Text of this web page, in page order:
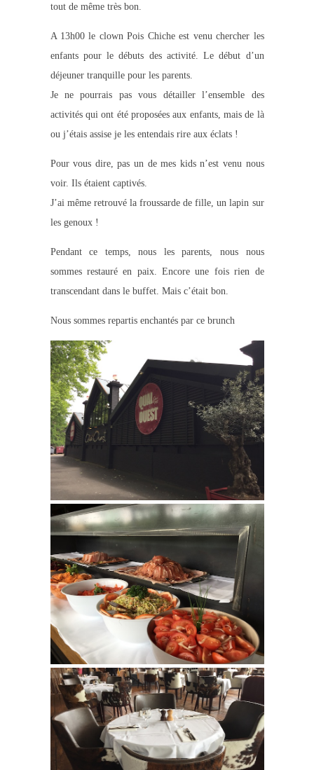
tout de même très bon.
A 13h00 le clown Pois Chiche est venu chercher les
enfants pour le débuts des activité. Le début d’un
déjeuner tranquille pour les parents.
Je ne pourrais pas vous détailler l’ensemble des
activités qui ont été proposées aux enfants, mais de là
ou j’étais assise je les entendais rire aux éclats !
Pour vous dire, pas un de mes kids n’est venu nous
voir. Ils étaient captivés.
J’ai même retrouvé la froussarde de fille, un lapin sur
les genoux !
Pendant ce temps, nous les parents, nous nous
sommes restauré en paix. Encore une fois rien de
transcendant dans le buffet. Mais c’était bon.
Nous sommes repartis enchantés par ce brunch